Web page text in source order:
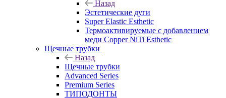
Назад
Эстетические дуги
Super Elastic Esthetic
Термоактивируемые с добавлением
меди Copper NiTi Esthetic
Щечные трубки
Назад
Щечные трубки
Advanced Series
Premium Series
ТИПОДОНТЫ